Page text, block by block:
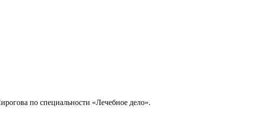
по специальности «Лечебное дело».